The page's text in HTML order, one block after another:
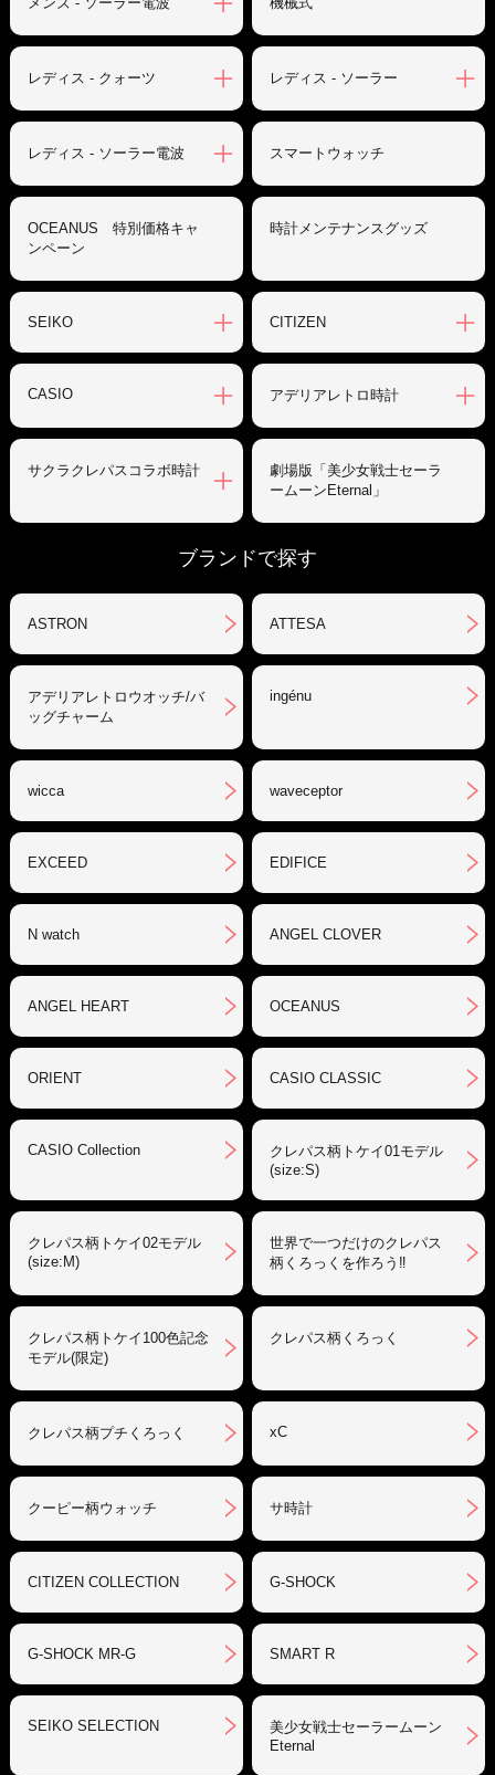
レディス - クォーツ レディス - ソーラー
レディス - ソーラー電波 スマートウォッチ
OCEANUS 特別価格キャ
ンペーン
時計メンテナンスグッズ
SEIKO CITIZEN
CASIO アデリアレトロ時計
サクラクレパスコラボ時計
劇場版「美少女戦士セーラ
ームーンEternal」
ブランドで探す
ASTRON ATTESA
アデリアレトロウオッチ/バ
ッグチャーム
ingénu
wicca waveceptor
EXCEED EDIFICE
N watch ANGEL CLOVER
ANGEL HEART OCEANUS
ORIENT CASIO CLASSIC
CASIO Collection
クレパス柄トケイ01モデル
(size:S)
クレパス柄トケイ02モデル
(size:M)
世界で一つだけのクレパス
柄くろっくを作ろう‼︎
クレパス柄トケイ100色記念
モデル(限定)
クレパス柄くろっく
クレパス柄プチくろっく xC
クーピー柄ウォッチ サ時計
CITIZEN COLLECTION G-SHOCK
G-SHOCK MR-G SMART R
SEIKO SELECTION
美少女戦士セーラームーン
Eternal